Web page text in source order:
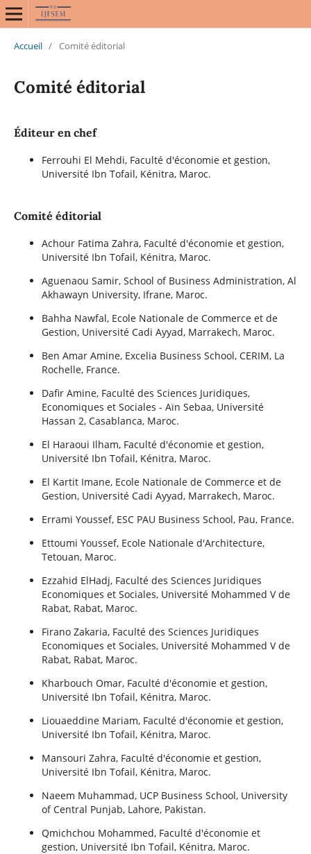
Accueil / Comité éditorial
Comité éditorial
Éditeur en chef
Ferrouhi El Mehdi, Faculté d'économie et gestion,
Université Ibn Tofail, Kénitra, Maroc.
Comité éditorial
Achour Fatima Zahra, Faculté d'économie et gestion,
Université Ibn Tofail, Kénitra, Maroc.
Aguenaou Samir, School of Business Administration, Al
Akhawayn University, Ifrane, Maroc.
Bahha Nawfal, Ecole Nationale de Commerce et de
Gestion, Université Cadi Ayyad, Marrakech, Maroc.
Ben Amar Amine, Excelia Business School, CERIM, La
Rochelle, France.
Dafir Amine, Faculté des Sciences Juridiques,
Economiques et Sociales - Aïn Sebaa, Université
Hassan 2, Casablanca, Maroc.
El Haraoui Ilham, Faculté d'économie et gestion,
Université Ibn Tofail, Kénitra, Maroc.
El Kartit Imane, Ecole Nationale de Commerce et de
Gestion, Université Cadi Ayyad, Marrakech, Maroc.
Errami Youssef, ESC PAU Business School, Pau, France.
Ettoumi Youssef, Ecole Nationale d'Architecture,
Tetouan, Maroc.
Ezzahid ElHadj, Faculté des Sciences Juridiques
Economiques et Sociales, Université Mohammed V de
Rabat, Rabat, Maroc.
Firano Zakaria, Faculté des Sciences Juridiques
Economiques et Sociales, Université Mohammed V de
Rabat, Rabat, Maroc.
Kharbouch Omar, Faculté d'économie et gestion,
Université Ibn Tofail, Kénitra, Maroc.
Liouaeddine Mariam, Faculté d'économie et gestion,
Université Ibn Tofail, Kénitra, Maroc.
Mansouri Zahra, Faculté d'économie et gestion,
Université Ibn Tofail, Kénitra, Maroc.
Naeem Muhammad, UCP Business School, University
of Central Punjab, Lahore, Pakistan.
Qmichchou Mohammed, Faculté d'économie et
gestion, Université Ibn Tofail, Kénitra, Maroc.